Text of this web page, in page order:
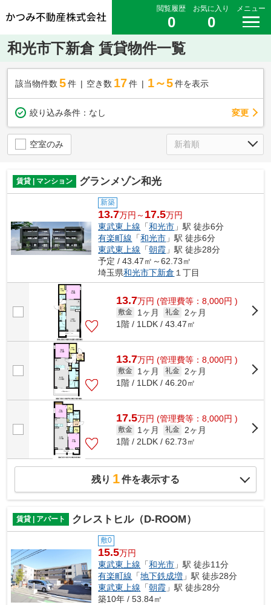
閲覧履歴
0
お気に入り
0
メニュー
和光市下新倉 賃貸物件一覧
該当物件数 5件 空き数 17 件 1～5 件を表示
絞り込み条件： なし 変更
空室のみ
賃貸 | マンション グランメゾン和光
新築
13.7万円～ 17.5万円
東武東上線 「和光市 」駅 徒歩6分
有楽町線 「和光市 」駅 徒歩6分
東武東上線 「朝霞 」駅 徒歩28分
予定 / 43.47㎡～62.73㎡
埼玉県和光市下新倉 １丁目
13.7万円 (管理費等：8,000円 )
敷金 1ヶ月 礼金
2ヶ月
1階 / 1LDK / 43.47㎡
13.7万円 (管理費等：8,000円 )
敷金 1ヶ月 礼金
2ヶ月
1階 / 1LDK / 46.20㎡
17.5万円 (管理費等：8,000円 )
敷金 1ヶ月 礼金
2ヶ月
1階 / 2LDK / 62.73㎡
残り 1件を表示する
賃貸 | アパート クレストヒル（D-ROOM）
敷0
15.5万円
東武東上線 「和光市 」駅 徒歩11分
有楽町線 「地下鉄成増 」駅 徒歩28分
東武東上線 「朝霞 」駅 徒歩28分
築10年 / 53.84㎡